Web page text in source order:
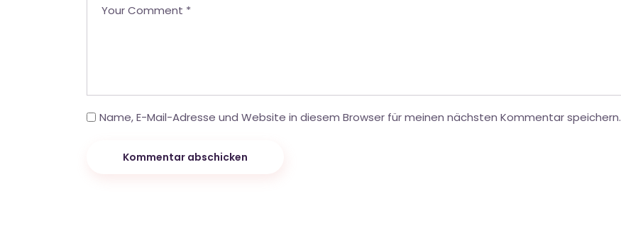
Name, E-Mail-Adresse und Website in diesem Browser für meinen nächsten Kommentar speichern.
Kommentar abschicken